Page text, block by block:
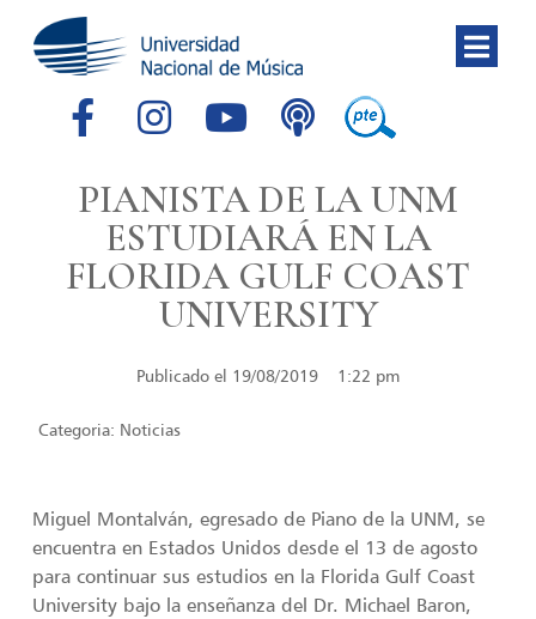
PIANISTA DE LA UNM
ESTUDIARÁ EN LA
FLORIDA GULF COAST
UNIVERSITY
Publicado el 19/08/2019 1:22 pm
Categoria: Noticias
Miguel Montalván, egresado de Piano de la UNM, se
encuentra en Estados Unidos desde el 13 de agosto
para continuar sus estudios en la Florida Gulf Coast
University bajo la enseñanza del Dr. Michael Baron,